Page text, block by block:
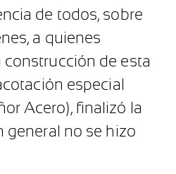
de todos, sobre
a quienes
de esta
especial
Acero), finalizó la
general no se hizo